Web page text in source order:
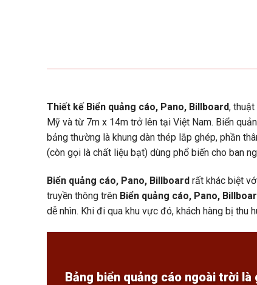
Thiết kế Biển quảng cáo, Pano, Billboard,
Mỹ và từ 7m x 14m trở lên tại Việt Nam. Biển
bảng thường là khung dàn thép lắp ghép, phần
(còn gọi là chất liệu bạt) dùng phổ biến cho ban
Biển quảng cáo, Pano, Billboard rất khác biệt
truyền thông trên Biển quảng cáo, Pano,
dễ nhìn. Khi đi qua khu vực đó, khách hàng bị
Bảng biển quảng cáo ngoài trời là